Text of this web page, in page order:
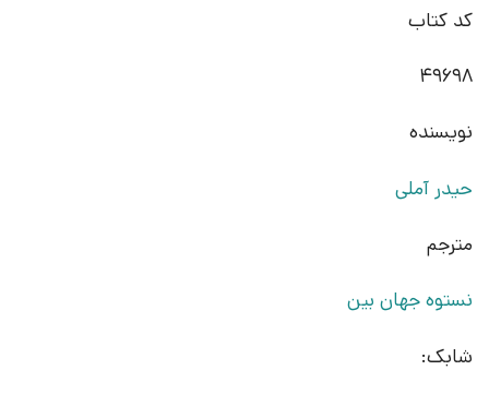
کد کتاب
49698
نویسنده
حیدر آملی
مترجم
نستوه جهان بین
شابک: